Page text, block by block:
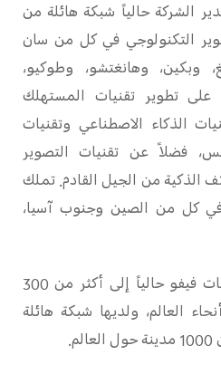
الشركة حالياً شبكة هائلة من
التكنولوجي في كل من سان
وبكين، وهانغتشو، وطوكيو،
على تطوير تقنيات المستهلك
الذكاء الاصطناعي وتقنيات
فضلاً عن تقنيات التصوير
الذكية من الجيل القادم. تملك
في كل من الصين وجنوب آسيا،
يصل عدد مستخدمي منتجات فيفو حالياً إلى أكثر من 300
العالم، ولديها شبكة هائلة